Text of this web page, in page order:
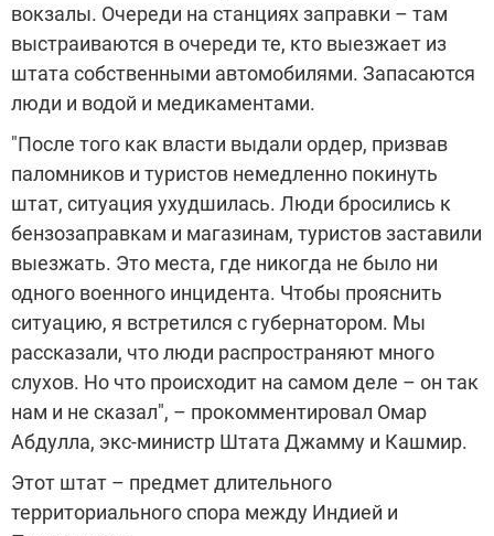
вокзалы. Очереди на станциях заправки – там
выстраиваются в очереди те, кто выезжает из
штата собственными автомобилями. Запасаются
люди и водой и медикаментами.
"После того как власти выдали ордер, призвав
паломников и туристов немедленно покинуть
штат, ситуация ухудшилась. Люди бросились к
бензозаправкам и магазинам, туристов заставили
выезжать. Это места, где никогда не было ни
одного военного инцидента. Чтобы прояснить
ситуацию, я встретился с губернатором. Мы
рассказали, что люди распространяют много
слухов. Но что происходит на самом деле – он так
нам и не сказал", – прокомментировал Омар
Абдулла, экс-министр Штата Джамму и Кашмир.
Этот штат – предмет длительного
территориального спора между Индией и